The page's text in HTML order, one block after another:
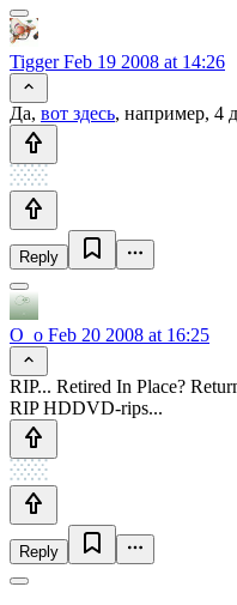
TiggerFeb 19 2008 at 14:26
Да, вот здесь, например, 4
Reply
O_o Feb 20 2008 at 16:25
RIP... Retired In Place?
RIP HDDVD-rips...
Reply